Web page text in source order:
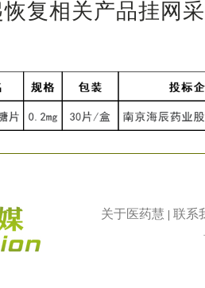
复相关产品挂网
关于医药慧
联系